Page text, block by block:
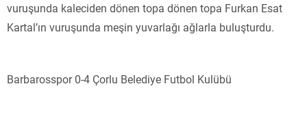
vuruşunda kaleciden dönen topa dönen topa Furkan Esat
Kartal’ın vuruşunda meşin yuvarlağı ağlarla buluşturdu.
Barbarosspor 0-4 Çorlu Belediye Futbol Kulübü